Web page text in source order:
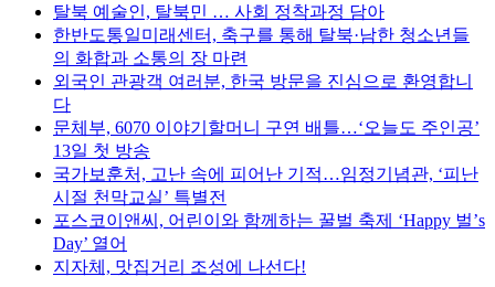
탈북 예술인, 탈북민 … 사회 정착과정 담아
한반도통일미래센터, 축구를 통해 탈북·남한 청소년들
의 화합과 소통의 장 마련
외국인 관광객 여러분, 한국 방문을 진심으로 환영합니
다
문체부, 6070 이야기할머니 구연 배틀…‘오늘도 주인공’
13일 첫 방송
국가보훈처, 고난 속에 피어난 기적…임정기념관, ‘피난
시절 천막교실’ 특별전
포스코이앤씨, 어린이와 함께하는 꿀벌 축제 ‘Happy 벌’s
Day’ 열어
지자체, 맛집거리 조성에 나선다!